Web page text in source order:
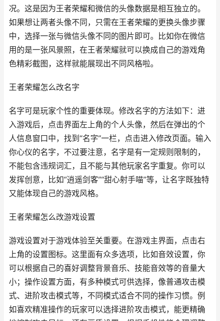
况。这是因为王者荣耀和微信的头像数据是相互独立的。
如果想让两者头像不同，只需在王者荣耀的更换头像步骤
中，选择一张与微信头像不同的图片即可。比如你在微信
用的是一张风景照，在王者荣耀就可以换成自己的游戏角
色精彩截图，这样就能展现出不同风格啦。
王者荣耀怎么改名字
名字可是玩家个性的重要体现。修改名字的方法如下：进
入游戏后，点击界面左上角的个人头像，然后在弹出的个
人信息窗口中，找到“名字”一栏，点击进入修改页面。输入
你心仪的名字，不过要注意，名字是有一定规则限制的，
不能包含违规词汇，且不能与其他玩家名字重复。你可以
发挥创意，比如“逍遥剑客”“甜心射手喵”等，让名字既独特
又能体现自己的游戏风格。
王者荣耀怎么改游戏设置
游戏设置对于游戏体验至关重要。在游戏主界面，点击右
上角的设置图标。这里面有众多选项，比如音效设置，你
可以根据自己的喜好调整背景音乐、技能音效等的音量大
小；操作设置方面，有多种模式可供选择，像普通攻击模
式、进阶攻击模式等，不同模式适合不同的操作习惯。例
如喜欢精准操作的玩家可以选择进阶攻击模式，能更精确